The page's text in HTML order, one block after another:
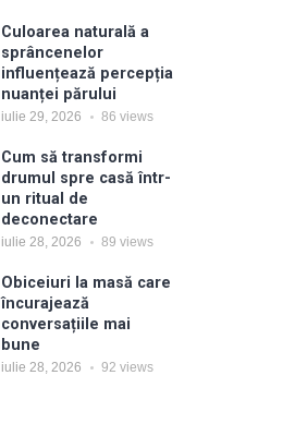
Culoarea naturală a
sprâncenelor
influențează percepția
nuanței părului
iulie 29, 2026 86 views
Cum să transformi
drumul spre casă într-
un ritual de
deconectare
iulie 28, 2026 89 views
Obiceiuri la masă care
încurajează
conversațiile mai
bune
iulie 28, 2026 92 views